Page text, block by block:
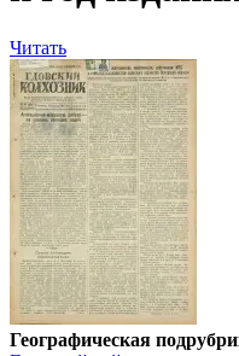
Читать
Географическая